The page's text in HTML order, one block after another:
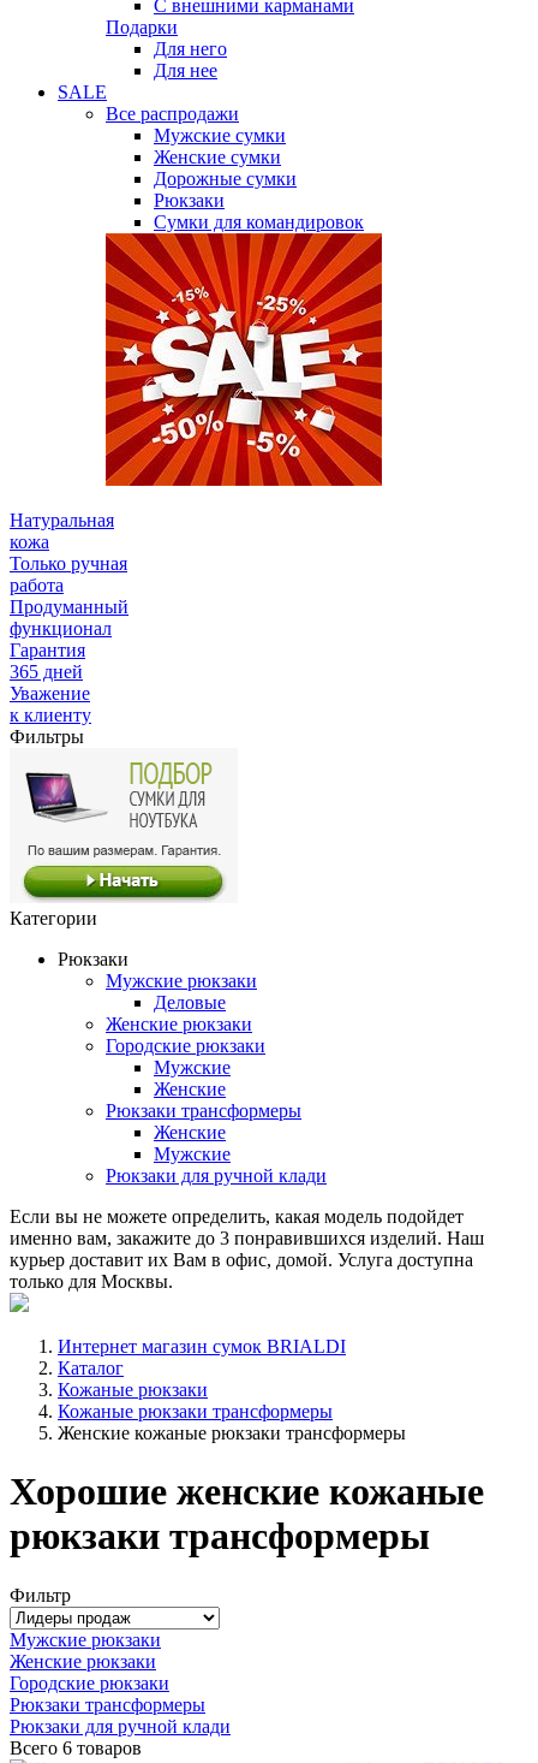
С внешними карманами
Подарки
Для него
Для нее
SALE
Все распродажи
Мужские сумки
Женские сумки
Дорожные сумки
Рюкзаки
Сумки для командировок
Натуральная
кожа
Только ручная
работа
Продуманный
функционал
Гарантия
365 дней
Уважение
к клиенту
Фильтры
Категории
Рюкзаки
Мужские рюкзаки
Деловые
Женские рюкзаки
Городские рюкзаки
Мужские
Женские
Рюкзаки трансформеры
Женские
Мужские
Рюкзаки для ручной клади
Если вы не можете определить, какая модель подойдет
именно вам, закажите до 3 понравившихся изделий. Наш
курьер доставит их Вам в офис, домой. Услуга доступна
только для Москвы.
Интернет магазин сумок BRIALDI
Каталог
Кожаные рюкзаки
Кожаные рюкзаки трансформеры
Женские кожаные рюкзаки трансформеры
Хорошие женские кожаные
рюкзаки трансформеры
Фильтр
Мужские рюкзаки
Женские рюкзаки
Городские рюкзаки
Рюкзаки трансформеры
Рюкзаки для ручной клади
Всего 6 товаров